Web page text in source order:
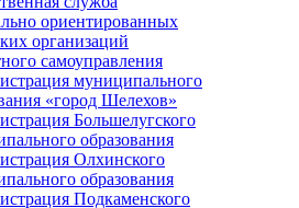
ориентированных
организаций
самоуправления
муниципального
«город Шелехов»
Большелугского
образования
Олхинского
образования
Подкаменского